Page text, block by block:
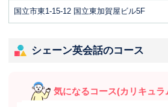
国立市東1-15-12 国立東加賀屋ビル5F
シェーン英会話のコース
気になるコース(カリキュラ